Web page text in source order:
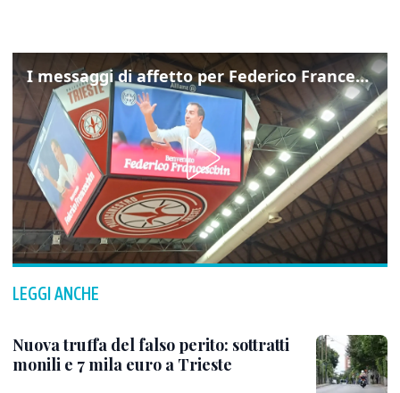
I messaggi di affetto per Federico Franceschin: così il mondo del basket gli è stato accanto fino all’ultimo
LEGGI ANCHE
Nuova truffa del falso perito: sottratti
monili e 7 mila euro a Trieste